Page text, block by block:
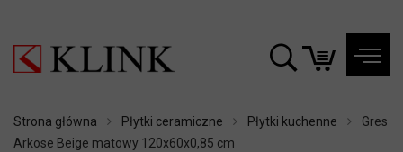
Strona główna Płytki ceramiczne Płytki kuchenne
Gres
Arkose Beige matowy 120x60x0,85 cm